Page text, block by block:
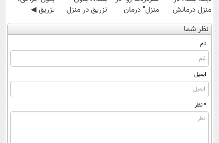
منزل درمانش
کن
(◀پرسش‌نامه)
منزل" درمان
کنی؟ (◂فیلم +
◂پرسش‌نامه)
تزریق در منزل
درمانش کن✅
◀پرسش‌نامه پر
تزریق ◀
پرسش‌نامه رو پر
کن ▶
نظر شما
نام
ایمیل
* نظر